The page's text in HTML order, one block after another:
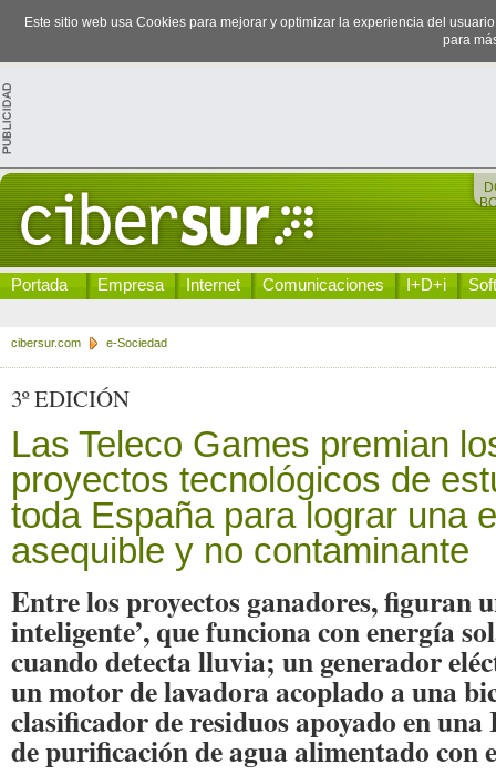
Este sitio web usa Cookies para mejorar y optimizar la experiencia del
para
Portada Empresa Internet Comunicaciones I+D+i
cibersur.com e-Sociedad
3º EDICIÓN
Las Teleco Games premian
proyectos tecnológicos de
toda España para lograr una
asequible y no contaminante
Entre los proyectos ganadores, figuran
inteligente’, que funciona con energía
cuando detecta lluvia; un generador
un motor de lavadora acoplado a una
clasificador de residuos apoyado en
de purificación de agua alimentado con